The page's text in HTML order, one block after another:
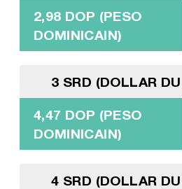
2,98 DOP (PESO
DOMINICAIN)
3 SRD (DOLLAR
4,47 DOP (PESO
DOMINICAIN)
4 SRD (DOLLAR